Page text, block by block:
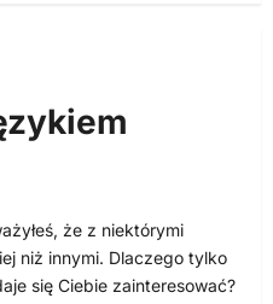
że z niektórymi
niż innymi. Dlaczego tylko
się Ciebie zainteresować?